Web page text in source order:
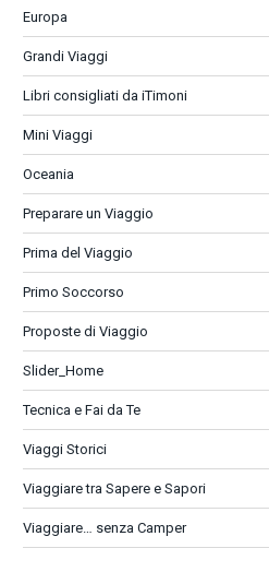
Europa
Grandi Viaggi
Libri consigliati da iTimoni
Mini Viaggi
Oceania
Preparare un Viaggio
Prima del Viaggio
Primo Soccorso
Proposte di Viaggio
Slider_Home
Tecnica e Fai da Te
Viaggi Storici
Viaggiare tra Sapere e Sapori
Viaggiare… senza Camper